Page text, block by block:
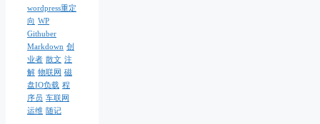
wordpress重定
向 WP
Githuber
Markdown 创
业者 散文 注
解 物联网 磁
盘IO负载 程
序员 车联网
运维 随记